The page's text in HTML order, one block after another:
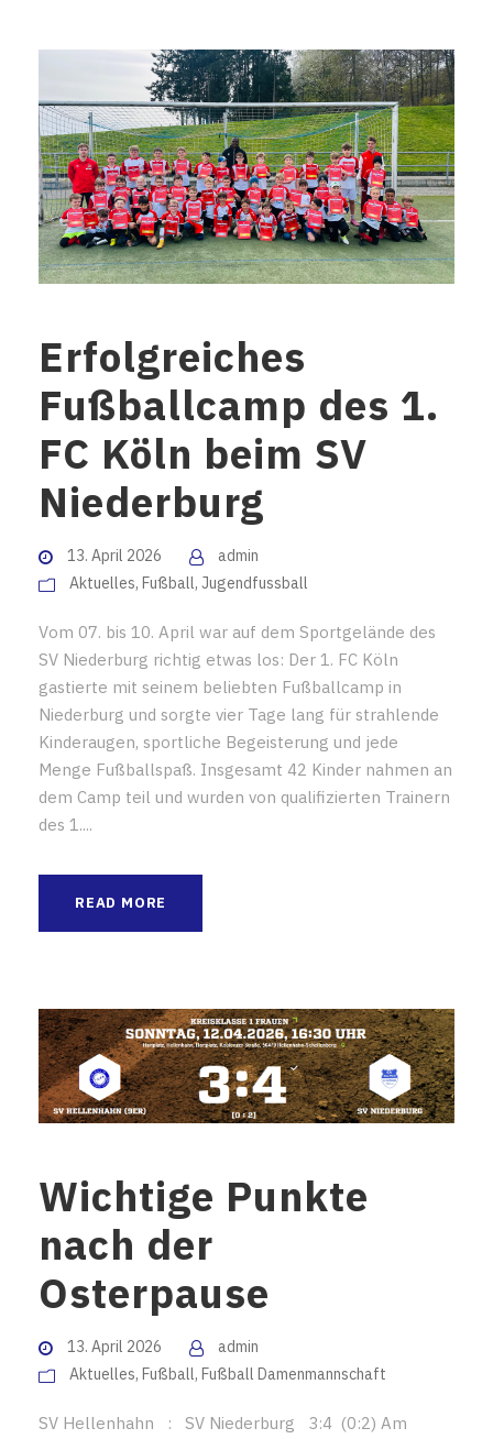
Erfolgreiches
Fußballcamp des 1.
FC Köln beim SV
Niederburg
13. April 2026
admin
Aktuelles, Fußball, Jugendfussball
Vom 07. bis 10. April war auf dem Sportgelände des
SV Niederburg richtig etwas los: Der 1. FC Köln
gastierte mit seinem beliebten Fußballcamp in
Niederburg und sorgte vier Tage lang für strahlende
Kinderaugen, sportliche Begeisterung und jede
Menge Fußballspaß. Insgesamt 42 Kinder nahmen an
dem Camp teil und wurden von qualifizierten Trainern
des 1....
READ MORE
Wichtige Punkte
nach der
Osterpause
13. April 2026
admin
Aktuelles, Fußball, Fußball Damenmannschaft
SV Hellenhahn : SV Niederburg 3:4 (0:2) Am